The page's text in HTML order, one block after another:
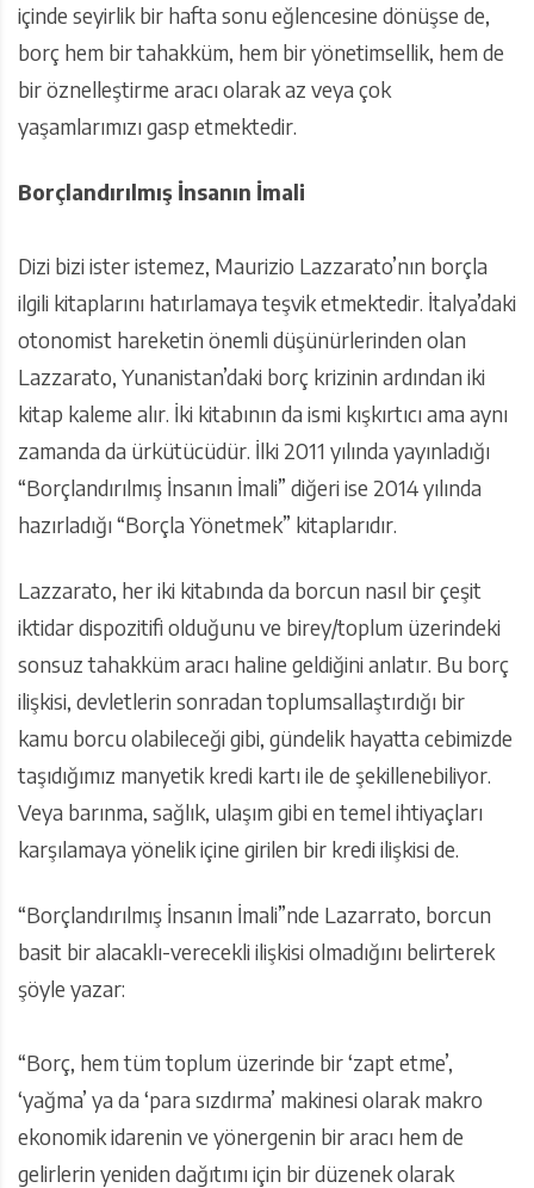
içinde seyirlik bir hafta sonu eğlencesine dönüşse de,
borç hem bir tahakküm, hem bir yönetimsellik, hem de
bir öznelleştirme aracı olarak az veya çok
yaşamlarımızı gasp etmektedir.
Borçlandırılmış İnsanın İmali
Dizi bizi ister istemez, Maurizio Lazzarato’nın borçla
ilgili kitaplarını hatırlamaya teşvik etmektedir. İtalya’daki
otonomist hareketin önemli düşünürlerinden olan
Lazzarato, Yunanistan’daki borç krizinin ardından iki
kitap kaleme alır. İki kitabının da ismi kışkırtıcı ama aynı
zamanda da ürkütücüdür. İlki 2011 yılında yayınladığı
“Borçlandırılmış İnsanın İmali” diğeri ise 2014 yılında
hazırladığı “Borçla Yönetmek” kitaplarıdır.
Lazzarato, her iki kitabında da borcun nasıl bir çeşit
iktidar dispozitifi olduğunu ve birey/toplum üzerindeki
sonsuz tahakküm aracı haline geldiğini anlatır. Bu borç
ilişkisi, devletlerin sonradan toplumsallaştırdığı bir
kamu borcu olabileceği gibi, gündelik hayatta cebimizde
taşıdığımız manyetik kredi kartı ile de şekillenebiliyor.
Veya barınma, sağlık, ulaşım gibi en temel ihtiyaçları
karşılamaya yönelik içine girilen bir kredi ilişkisi de.
“Borçlandırılmış İnsanın İmali”nde Lazarrato, borcun
basit bir alacaklı-verecekli ilişkisi olmadığını belirterek
şöyle yazar:
“Borç, hem tüm toplum üzerinde bir ‘zapt etme’,
‘yağma’ ya da ‘para sızdırma’ makinesi olarak makro
ekonomik idarenin ve yönergenin bir aracı hem de
gelirlerin yeniden dağıtımı için bir düzenek olarak